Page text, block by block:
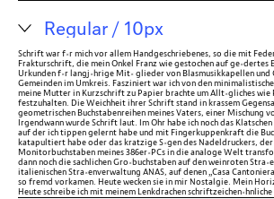
Schrift war für mich vor allem Handgeschriebenes, so die mit
Frakturschrift, die mein Onkel Franz wie gestochen auf geädertes
Urkunden für langjährige Mit- glieder von Blasmusikkapellen und
Gemeinden im Umkreis. Fasziniert war ich von den
meine Mutter in Kurzschrift zu Papier brachte um Alltägliches
festzuhalten. Die Weichheit ihrer Schrift stand in krassem
geometrischen Buchstabenreihen meines Vaters, einer Mischung
Irgendwann wurde Schrift laut. Im Ohr habe ich noch das
auf der ich tippen gelernt habe und mit Fingerkuppenkraft die
katapultiert habe oder das kratzige Sägen des Nadeldruckers,
Monitorbuchstaben meines 386er-PCs in die analoge Welt
dann noch die sachlichen Großbuchstaben auf den weinroten
italienischen Straßenverwaltung ANAS, auf denen „Casa
so fremd vorkamen. Heute wecken sie in mir Nostalgie. Mein
Heute schreibe ich mit meinem Lenkdrachen